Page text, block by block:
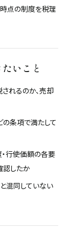
点の制度を税理
いこと
れるのか、売却
条項で満たして
行使価額の各要
認したか
混同していない